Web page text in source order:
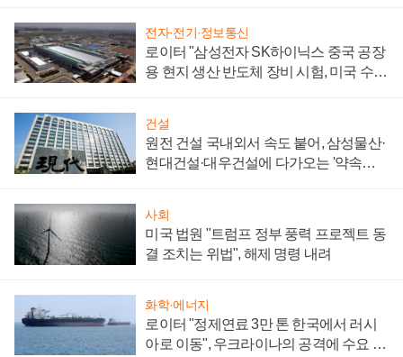
전자·전기·정보통신
로이터 "삼성전자 SK하이닉스 중국 공장
용 현지 생산 반도체 장비 시험, 미국 수출
건설
원전 건설 국내외서 속도 붙어, 삼성물산·
현대건설·대우건설에 다가오는 '약속의
사회
미국 법원 "트럼프 정부 풍력 프로젝트 동
결 조치는 위법", 해제 명령 내려
화학·에너지
로이터 "정제연료 3만 톤 한국에서 러시
아로 이동", 우크라이나의 공격에 수요 늘